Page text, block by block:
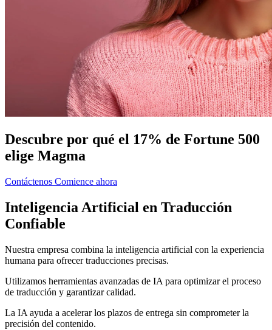
Descubre por qué el 17% de Fortune 500
elige Magma
Contáctenos Comience ahora
Inteligencia Artificial en Traducción
Confiable
Nuestra empresa combina la inteligencia artificial con la experiencia
humana para ofrecer traducciones precisas.
Utilizamos herramientas avanzadas de IA para optimizar el proceso
de traducción y garantizar calidad.
La IA ayuda a acelerar los plazos de entrega sin comprometer la
precisión del contenido.